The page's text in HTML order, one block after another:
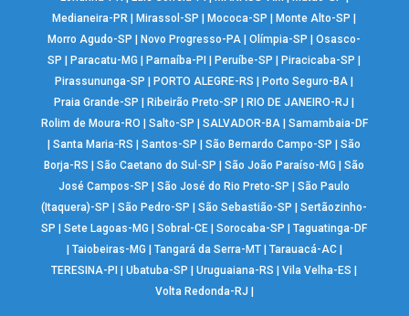
Medianeira-PR |Mirassol-SP |Mococa-SP |Monte Alto-SP |
Morro Agudo-SP |Novo Progresso-PA |Olímpia-SP |Osasco-
SP |Paracatu-MG |Parnaíba-PI |Peruíbe-SP |Piracicaba-SP |
Pirassununga-SP |PORTO ALEGRE-RS |Porto Seguro-BA |
Praia Grande-SP |Ribeirão Preto-SP |RIO DE JANEIRO-RJ |
Rolim de Moura-RO | Salto-SP | SALVADOR-BA| Samambaia-DF
|Santa Maria-RS |Santos-SP |São Bernardo Campo-SP |São
Borja-RS |São Caetano do Sul-SP |São João Paraíso-MG |São
José Campos-SP |São José do Rio Preto-SP |São Paulo
(Itaquera)-SP |São Pedro-SP |São Sebastião-SP |Sertãozinho-
SP |Sete Lagoas-MG |Sobral-CE |Sorocaba-SP |Taguatinga-DF
| Taiobeiras-MG | Tangará da Serra-MT| Tarauacá-AC|
TERESINA-PI |Ubatuba-SP |Uruguaiana-RS |Vila Velha-ES |
Volta Redonda-RJ |